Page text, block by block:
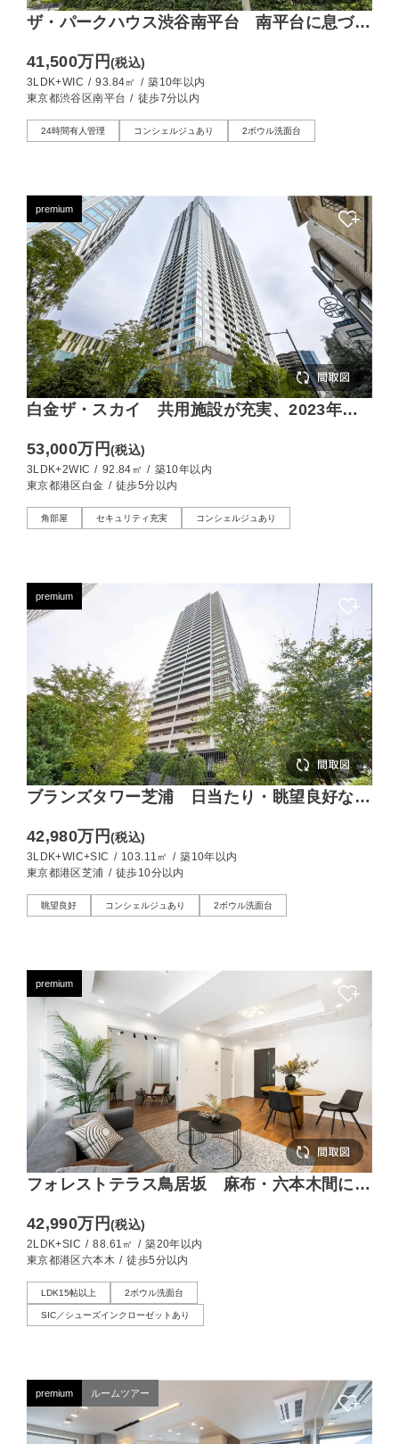
ザ・パークハウス渋谷南平台 南平台に息づ
41,500万円(税込)
3LDK+WIC / 93.84㎡ / 築10年以内
東京都渋谷区南平台 / 徒歩7分以内
24時間有人管理 コンシェルジュあり 2ボウル洗面台
premium
白金ザ・スカイ 共用施設が充実、2023年竣
53,000万円(税込)
3LDK+2WIC / 92.84㎡ / 築10年以内
東京都港区白金 / 徒歩5分以内
角部屋 セキュリティ充実 コンシェルジュあり
premium
ブランズタワー芝浦 日当たり・眺望良好な
42,980万円(税込)
3LDK+WIC+SIC / 103.11㎡ / 築10年以内
東京都港区芝浦 / 徒歩10分以内
眺望良好 コンシェルジュあり 2ボウル洗面台
premium
フォレストテラス鳥居坂 麻布・六本木間に位
42,990万円(税込)
2LDK+SIC / 88.61㎡ / 築20年以内
東京都港区六本木 / 徒歩5分以内
LDK15帖以上 2ボウル洗面台
SIC／シューズインクローゼットあり
premium ルームツアー